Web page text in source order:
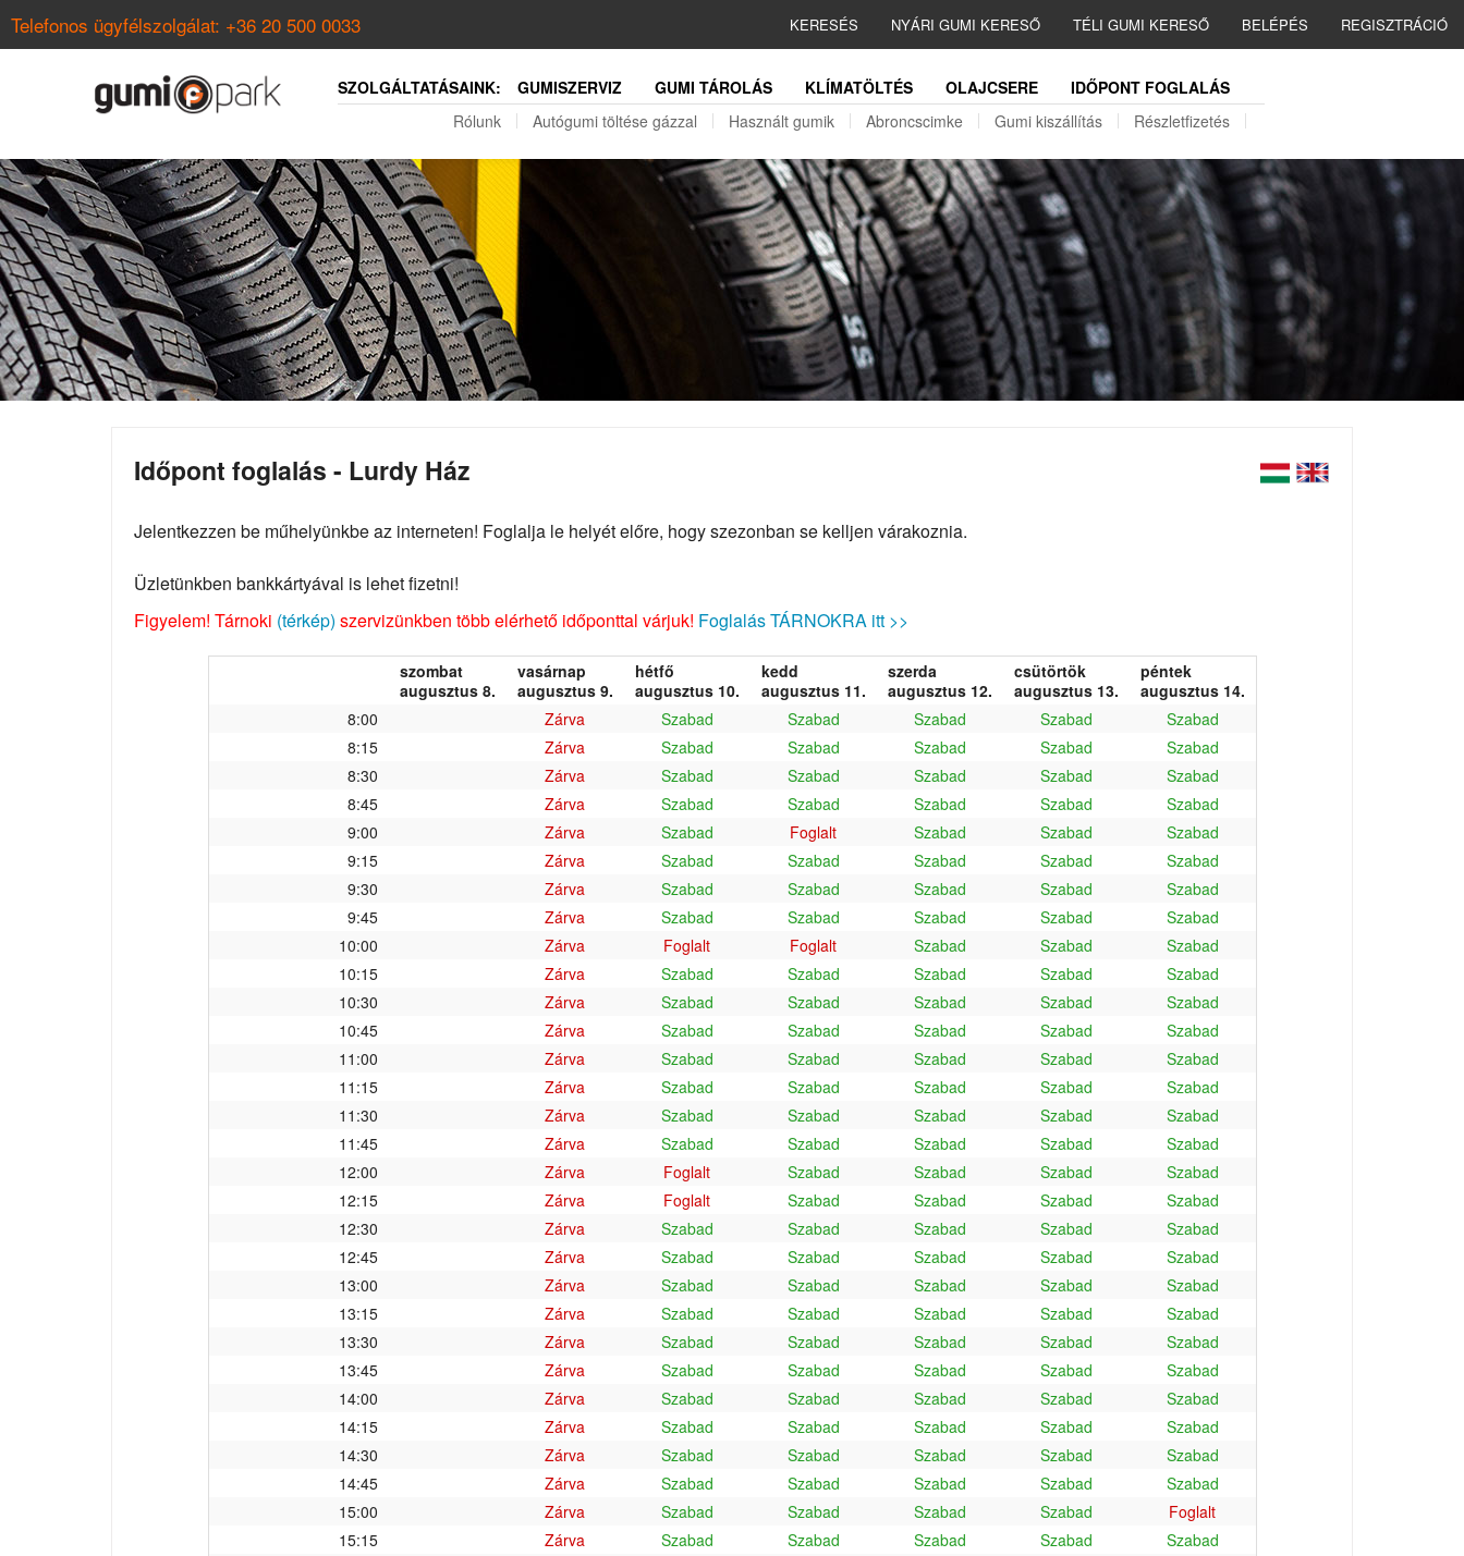
Telefonos ügyfélszolgálat: +36 20 500 0033 KERESÉS NYÁRI GUMI KERESŐ TÉLI GUMI KERESŐ BELÉPÉS REGISZTRÁCIÓ
SZOLGÁLTATÁSAINK: GUMISZERVIZ GUMI TÁROLÁS KLÍMATÖLTÉS OLAJCSERE
IDŐPONT FOGLALÁS
Rólunk
Autógumi töltése gázzal Használt gumik Abroncscimke Gumi kiszállítás Részletfizetés
Időpont foglalás - Lurdy Ház
Jelentkezzen be műhelyünkbe az interneten! Foglalja le helyét előre, hogy szezonban se kelljen várakoznia.
Üzletünkben bankkártyával is lehet fizetni!
Figyelem! Tárnoki (térkép) szervizünkben több elérhető időponttal várjuk! Foglalás TÁRNOKRA itt >>
szombat
augusztus 8.
vasárnap
augusztus 9.
hétfő
augusztus 10.
kedd
augusztus 11.
szerda
augusztus 12.
csütörtök
augusztus 13.
péntek
augusztus 14.
8:00
Zárva Szabad Szabad Szabad Szabad
Szabad
8:15
Zárva Szabad Szabad Szabad Szabad
Szabad
8:30
Zárva Szabad Szabad Szabad Szabad
Szabad
8:45
Zárva Szabad Szabad Szabad Szabad
Szabad
9:00
Zárva Szabad Foglalt Szabad Szabad
Szabad
9:15
Zárva Szabad Szabad Szabad Szabad
Szabad
9:30
Zárva Szabad Szabad Szabad Szabad
Szabad
9:45
Zárva Szabad Szabad Szabad Szabad
Szabad
10:00
Zárva Foglalt Foglalt Szabad Szabad
Szabad
10:15
Zárva Szabad Szabad Szabad Szabad
Szabad
10:30
Zárva Szabad Szabad Szabad Szabad
Szabad
10:45
Zárva Szabad Szabad Szabad Szabad
Szabad
11:00
Zárva Szabad Szabad Szabad Szabad
Szabad
11:15
Zárva Szabad Szabad Szabad Szabad
Szabad
11:30
Zárva Szabad Szabad Szabad Szabad
Szabad
11:45
Zárva Szabad Szabad Szabad Szabad
Szabad
12:00
Zárva Foglalt Szabad Szabad Szabad
Szabad
12:15
Zárva Foglalt Szabad Szabad Szabad
Szabad
12:30
Zárva Szabad Szabad Szabad Szabad
Szabad
12:45
Zárva Szabad Szabad Szabad Szabad
Szabad
13:00
Zárva Szabad Szabad Szabad Szabad
Szabad
13:15
Zárva Szabad Szabad Szabad Szabad
Szabad
13:30
Zárva Szabad Szabad Szabad Szabad
Szabad
13:45
Zárva Szabad Szabad Szabad Szabad
Szabad
14:00
Zárva Szabad Szabad Szabad Szabad
Szabad
14:15
Zárva Szabad Szabad Szabad Szabad
Szabad
14:30
Zárva Szabad Szabad Szabad Szabad
Szabad
14:45
Zárva Szabad Szabad Szabad Szabad
Szabad
15:00
Zárva Szabad Szabad Szabad Szabad
Foglalt
15:15
Zárva Szabad Szabad Szabad Szabad
Szabad